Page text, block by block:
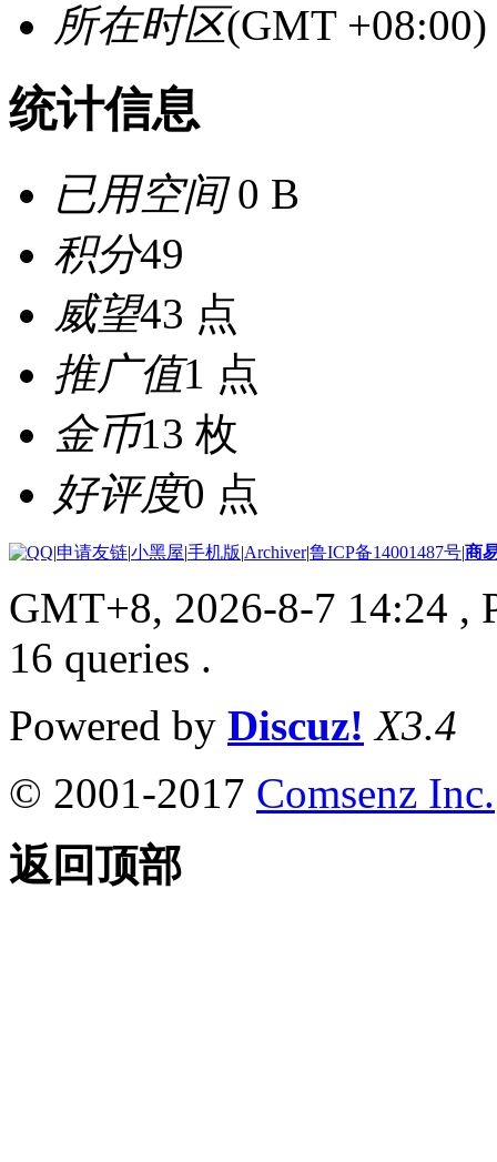
所在时区(GMT
统计信息
已用空间0 B
积分49
威望43 点
推广值1 点
金币13 枚
好评度0 点
|申请友链|小黑屋|手机版|Archiver|鲁ICP备14001487号|商
GMT+8, 2026-8-7 14:24 ,
16 queries .
Powered by Discuz! X3.4
© 2001-2017 Comsenz Inc.
返回顶部